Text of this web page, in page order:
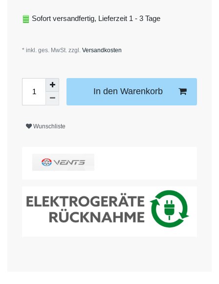
Sofort versandfertig, Lieferzeit 1 - 3 Tage
* inkl. ges. MwSt. zzgl. Versandkosten
In den Warenkorb
Wunschliste